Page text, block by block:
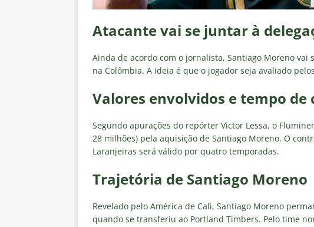
Atacante vai se juntar à
Ainda de acordo com o jornalista, Santiago Moreno vai
na Colômbia. A ideia é que o jogador seja avaliado
Valores envolvidos e tempo
Segundo apurações do repórter Victor Lessa, o
28 milhões) pela aquisição de Santiago Moreno. O
Laranjeiras será válido por quatro temporadas.
Trajetória de Santiago Moreno
Revelado pelo América de Cali, Santiago Moreno
quando se transferiu ao Portland Timbers. Pelo time